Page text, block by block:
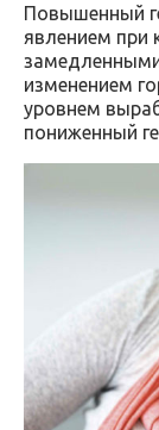
Повышенный
явлением при
изменением
уровнем
пониженный